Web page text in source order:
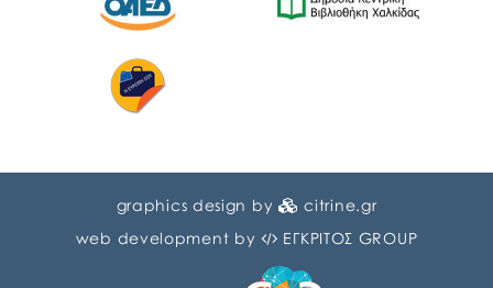
graphics design by
citrine.gr
web development by
ΕΓΚΡΙΤΟΣ GROUP